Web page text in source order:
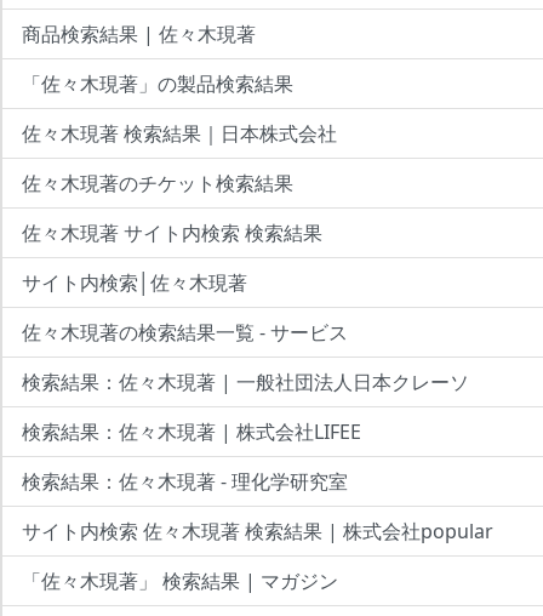
商品検索結果 | 佐々木現著
「佐々木現著」の製品検索結果
佐々木現著 検索結果｜日本株式会社
佐々木現著のチケット検索結果
佐々木現著 サイト内検索 検索結果
サイト内検索│佐々木現著
佐々木現著の検索結果一覧 - サービス
検索結果：佐々木現著 | 一般社団法人日本クレーソ
検索結果：佐々木現著 | 株式会社LIFEE
検索結果：佐々木現著 - 理化学研究室
サイト内検索 佐々木現著 検索結果 | 株式会社popular
「佐々木現著」 検索結果 | マガジン